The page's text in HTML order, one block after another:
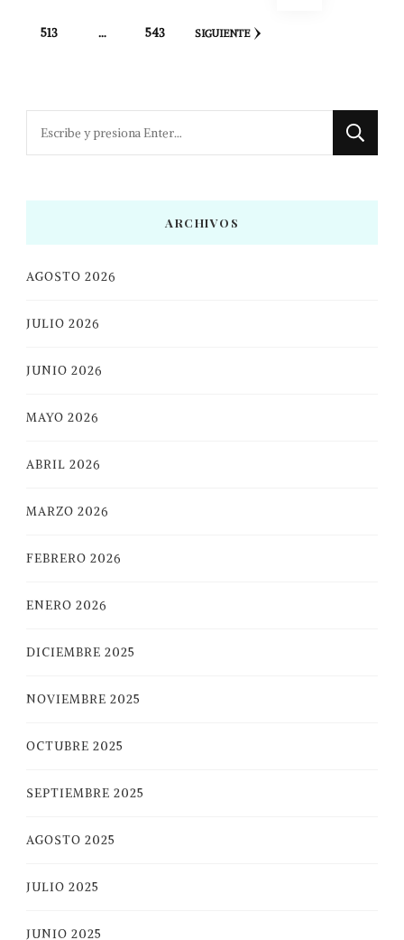
entradas
PÁGINA
513 … PÁGINA
543 SIGUIENTE
ARCHIVOS
AGOSTO 2026
JULIO 2026
JUNIO 2026
MAYO 2026
ABRIL 2026
MARZO 2026
FEBRERO 2026
ENERO 2026
DICIEMBRE 2025
NOVIEMBRE 2025
OCTUBRE 2025
SEPTIEMBRE 2025
AGOSTO 2025
JULIO 2025
JUNIO 2025